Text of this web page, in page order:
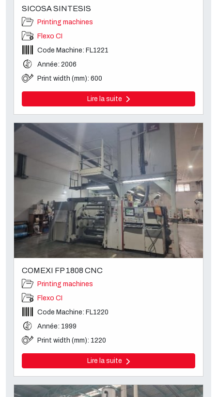
SICOSA SINTESIS
Printing machines
Flexo CI
Code Machine: FL1221
Année: 2006
Print width (mm): 600
Lire la suite
COMEXI FP 1808 CNC
Printing machines
Flexo CI
Code Machine: FL1220
Année: 1999
Print width (mm): 1220
Lire la suite